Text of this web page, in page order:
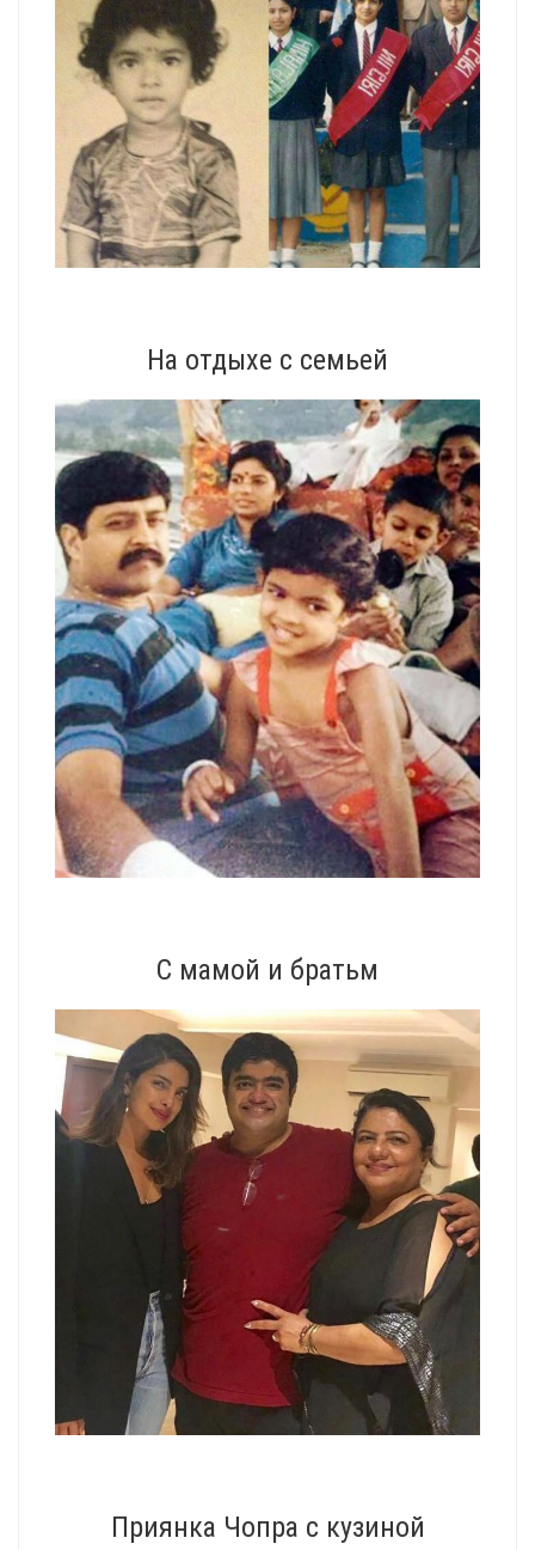
На отдыхе с семьей
С мамой и братьм
Приянка Чопра с кузиной